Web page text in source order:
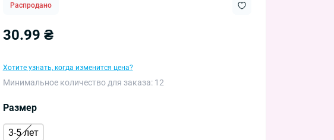
Распродано
30.99 ₴
Хотите узнать, когда изменится цена?
Минимальное количество для заказа: 12
Размер
3-5 лет